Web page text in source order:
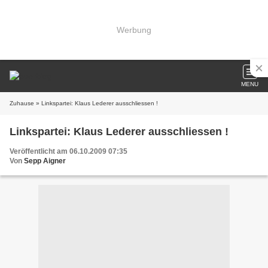
Werbung
MENU
Zuhause » Linkspartei: Klaus Lederer ausschliessen !
Linkspartei: Klaus Lederer ausschliessen !
Veröffentlicht am 06.10.2009 07:35
Von Sepp Aigner